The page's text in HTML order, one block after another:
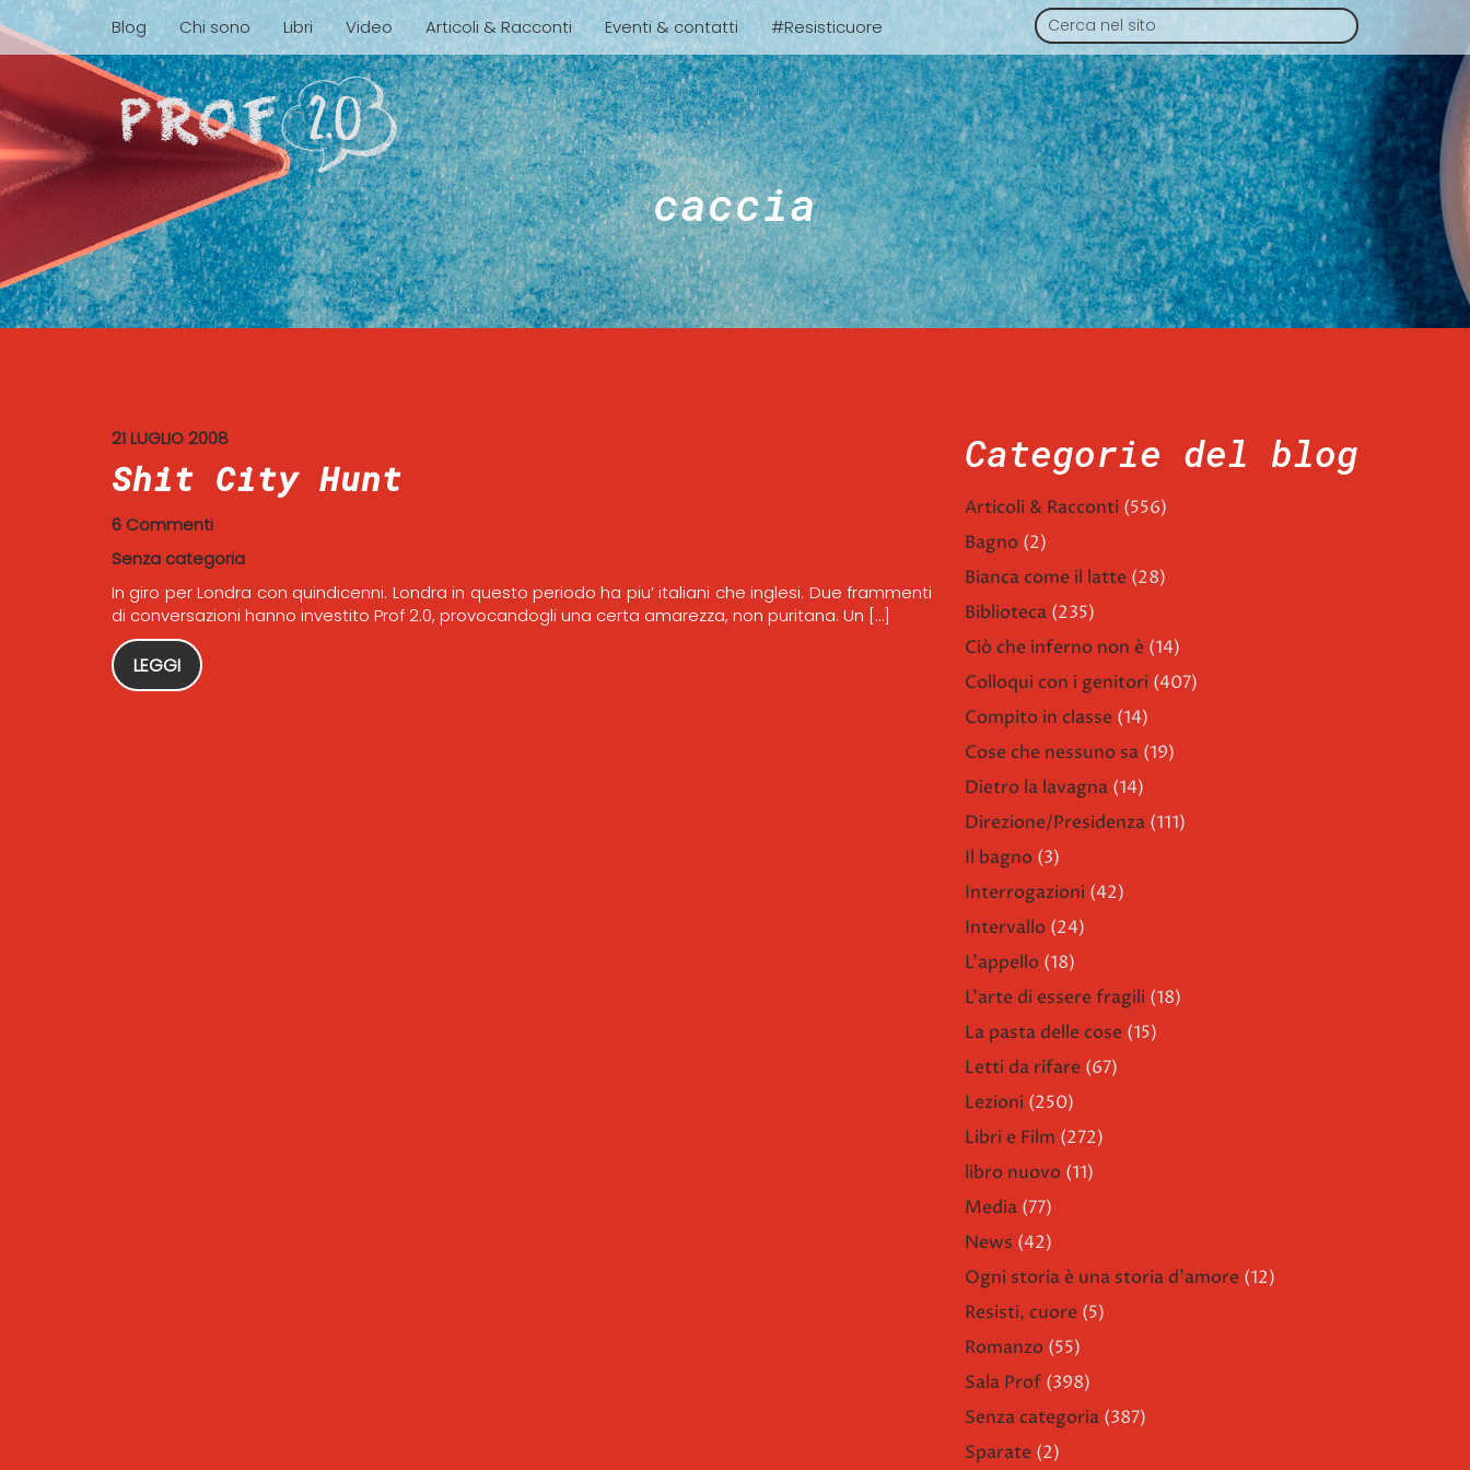
Blog Chi sono Libri Video Articoli & Racconti Eventi & contatti #Resisticuore
caccia
21 LUGLIO 2008
Shit City Hunt
6 Commenti
Senza categoria
In giro per Londra con quindicenni. Londra in questo periodo ha piu’ italiani che inglesi. Due frammenti
di conversazioni hanno investito Prof 2.0, provocandogli una certa amarezza, non puritana. Un […]
LEGGI
Categorie del blog
Articoli & Racconti (556)
Bagno (2)
Bianca come il latte (28)
Biblioteca (235)
Ciò che inferno non è (14)
Colloqui con i genitori (407)
Compito in classe (14)
Cose che nessuno sa (19)
Dietro la lavagna (14)
Direzione/Presidenza (111)
Il bagno (3)
Interrogazioni (42)
Intervallo (24)
L'appello (18)
L'arte di essere fragili (18)
La pasta delle cose (15)
Letti da rifare (67)
Lezioni (250)
Libri e Film (272)
libro nuovo (11)
Media (77)
News (42)
Ogni storia è una storia d'amore (12)
Resisti, cuore (5)
Romanzo (55)
Sala Prof (398)
Senza categoria (387)
Sparate (2)